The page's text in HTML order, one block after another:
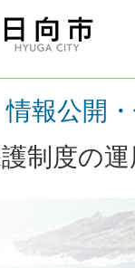
情報公開
制度の